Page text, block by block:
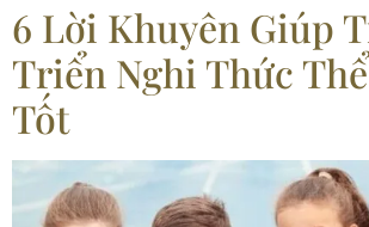
6 Lời Khuyên Giúp
Triển Nghi Thức
Tốt